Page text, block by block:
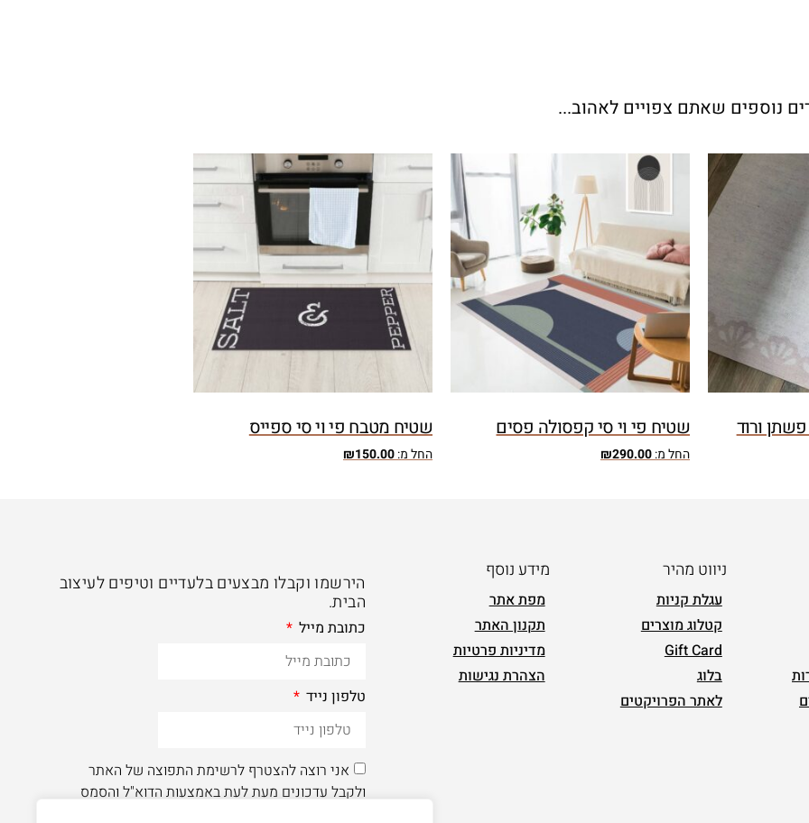
נוספים שאתם צפויים לאהוב...
ורוד שטיח פי וי סי קפסולה פסים
החל מ: ₪290.00
שטיח מטבח פי וי סי ספייס
החל מ: ₪150.00
ניווט מהיר
עגלת קניות
קטלוג מוצרים
Gift Card
בלוג
לאתר הפרויקטים
מידע נוסף
מפת אתר
תקנון האתר
מדיניות פרטיות
הצהרת נגישות
הירשמו וקבלו מבצעים בלעדיים וטיפים לעיצוב
הבית.
כתובת מייל
טלפון נייד
אני רוצה להצטרף לרשימת התפוצה של האתר
ולקבל עדכונים מעת לעת באמצעות הדוא"ל והסמס